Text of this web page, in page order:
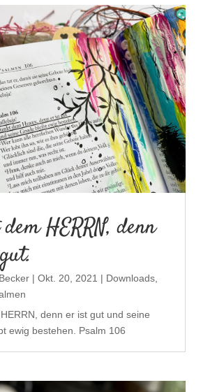
HERRN, denn
| Okt. 20, 2021 | Downloads,
denn er ist gut und seine
ewig bestehen. Psalm 106